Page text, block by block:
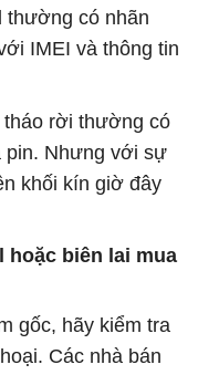
thường có nhãn
IMEI và thông tin
tháo rời thường có
pin. Nhưng với sự
khối kín giờ đây
hoặc biên lai mua
gốc, hãy kiểm tra
Các nhà bán